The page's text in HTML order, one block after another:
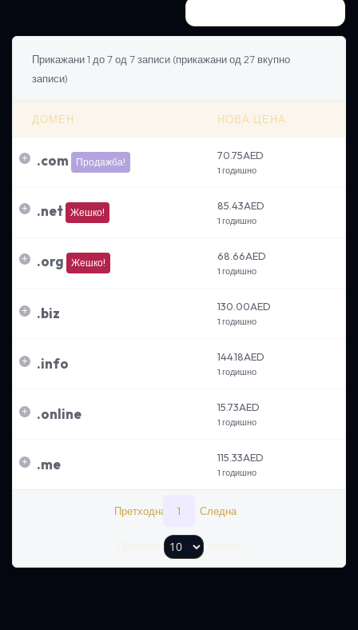
Прикажани 1 до 7 од 7 записи (прикажани од 27 вкупно
записи)
ДОМЕН НОВА ЦЕНА
.com Продажба!
70.75AED
1 годишно
.net Жешко!
85.43AED
1 годишно
.org Жешко!
68.66AED
1 годишно
.biz 130.00AED
1 годишно
.info 144.18AED
1 годишно
.online 15.73AED
1 годишно
.me 115.33AED
1 годишно
Претходна 1 Следна